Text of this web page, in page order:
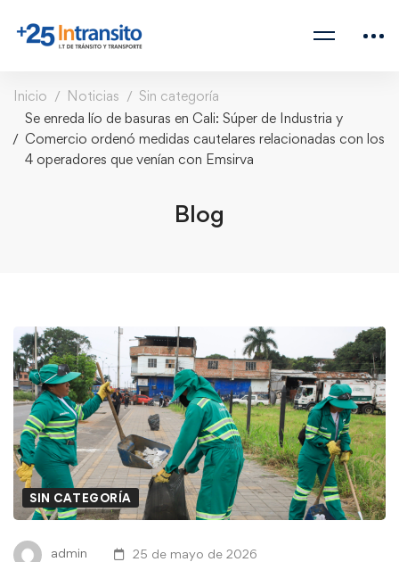
Inicio Noticias
Sin categoría
Se enreda lío de basuras en Cali: Súper de Industria y
Comercio ordenó medidas cautelares relacionadas con los
4 operadores que venían con Emsirva
Blog
SIN CATEGORÍA
admin 25 de mayo de 2026